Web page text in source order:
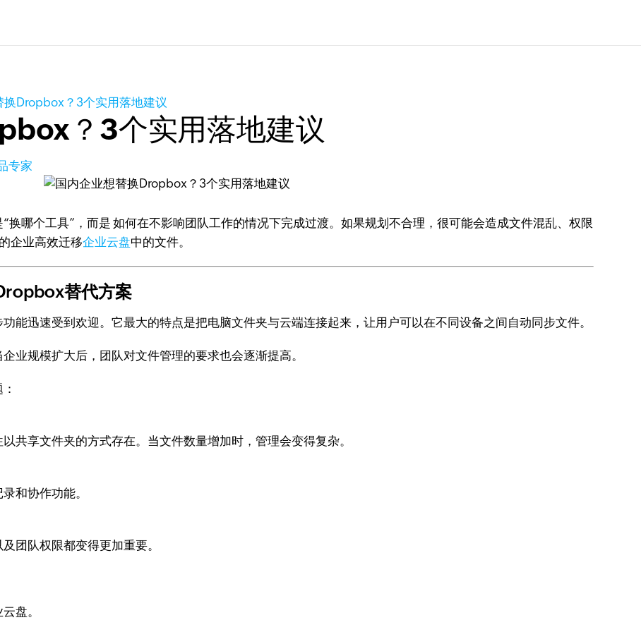
换Dropbox？3个实用落地建议
？3个实用落地建议
专家
换哪个工具”，而是 如何在不影响团队工作的情况下完成过渡。如果规划不合理，很可能会造成文件混乱、权限
企业高效迁移企业云盘中的文件。
替代方案
能迅速受到欢迎。它最大的特点是把电脑文件夹与云端连接起来，让用户可以在不同设备之间自动同步文件。
业规模扩大后，团队对文件管理的要求也会逐渐提高。
共享文件夹的方式存在。当文件数量增加时，管理会变得复杂。
和协作功能。
团队权限都变得更加重要。
盘。